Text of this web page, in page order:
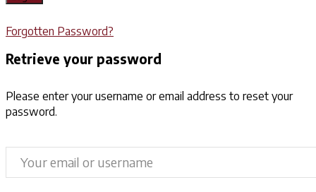
Forgotten Password?
Retrieve your password
Please enter your username or email address to reset your
password.